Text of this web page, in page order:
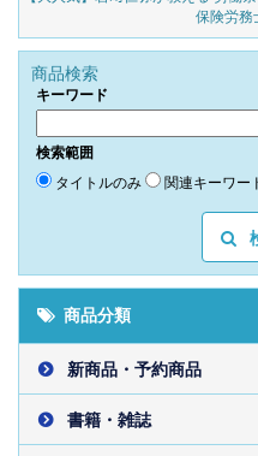
保険労務
商品検索
キーワード
検索範囲
タイトルのみ 関連キーワー
商品分類
新商品・予約商品
書籍・雑誌